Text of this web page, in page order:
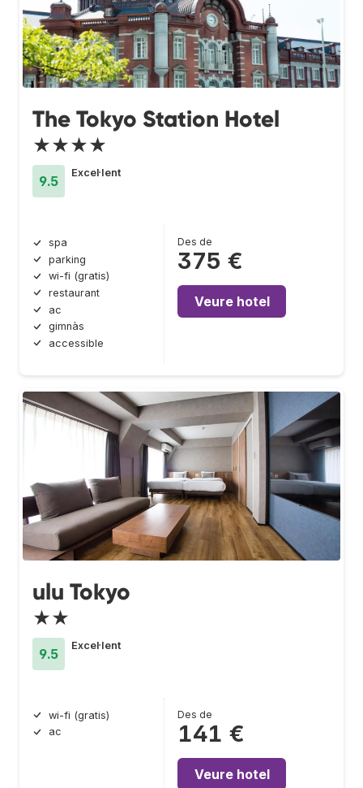
The Tokyo Station Hotel
★★★★
9.5
Excel·lent
spa
parking
wi-fi (gratis)
restaurant
ac
gimnàs
accessible
Des de
375 €
Veure hotel
ulu Tokyo
★★
9.5
Excel·lent
wi-fi (gratis)
ac
Des de
141 €
Veure hotel